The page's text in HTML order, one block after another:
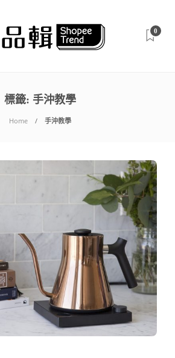
0
標籤: 手沖教學
Home 手沖教學